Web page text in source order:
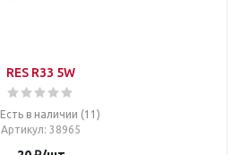
RES R33 5W
Есть в наличии (11)
Артикул: 38965